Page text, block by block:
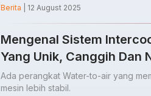
Berita | 12 August 2025
Mengenal Sistem
Yang Unik, Canggih Dan
Ada perangkat Water-to-air yang
mesin lebih stabil.